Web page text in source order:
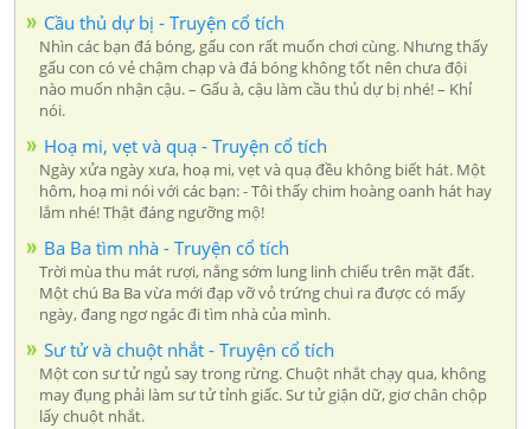
Cầu thủ dự bị - Truyện cổ tích
Nhìn các bạn đá bóng, gấu con rất muốn chơi cùng. Nhưng thấy
gấu con có vẻ chậm chạp và đá bóng không tốt nên chưa đội
nào muốn nhận cậu. – Gấu à, cậu làm cầu thủ dự bị nhé! – Khỉ
nói.
Hoạ mi, vẹt và quạ - Truyện cổ tích
Ngày xửa ngày xưa, hoạ mi, vẹt và quạ đều không biết hát. Một
hôm, hoạ mi nói với các bạn: - Tôi thấy chim hoàng oanh hát hay
lắm nhé! Thật đáng ngưỡng mộ!
Ba Ba tìm nhà - Truyện cổ tích
Trời mùa thu mát rượi, nắng sớm lung linh chiếu trên mặt đất.
Một chú Ba Ba vừa mới đạp vỡ vỏ trứng chui ra được có mấy
ngày, đang ngơ ngác đi tìm nhà của mình.
Sư tử và chuột nhắt - Truyện cổ tích
Một con sư tử ngủ say trong rừng. Chuột nhắt chạy qua, không
may đụng phải làm sư tử tỉnh giấc. Sư tử giận dữ, giơ chân chộp
lấy chuột nhắt.